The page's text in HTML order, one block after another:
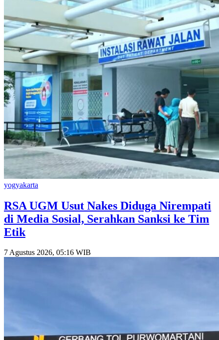
yogyakarta
RSA UGM Usut Nakes Diduga Nirempati
di Media Sosial, Serahkan Sanksi ke Tim
Etik
7 Agustus 2026, 05:16 WIB